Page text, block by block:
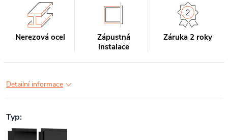
Nerezová ocel
Zápustná
instalace
Záruka 2 roky
Detailní informace